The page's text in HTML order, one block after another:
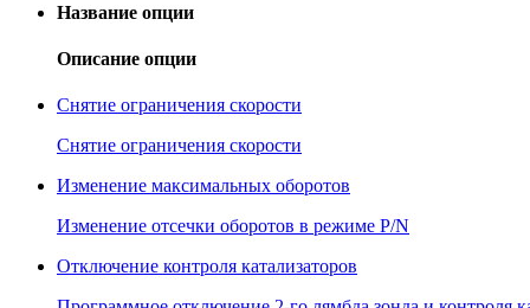
Название опции
Описание опции
Снятие ограничения скорости
Снятие ограничения скорости
Изменение максимальных оборотов
Изменение отсечки оборотов в режиме P/N
Отключение контроля катализаторов